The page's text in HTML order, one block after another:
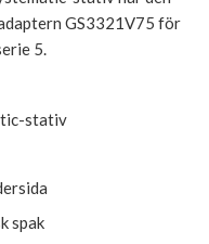
GS3321V75 för
5.
stativ
spak